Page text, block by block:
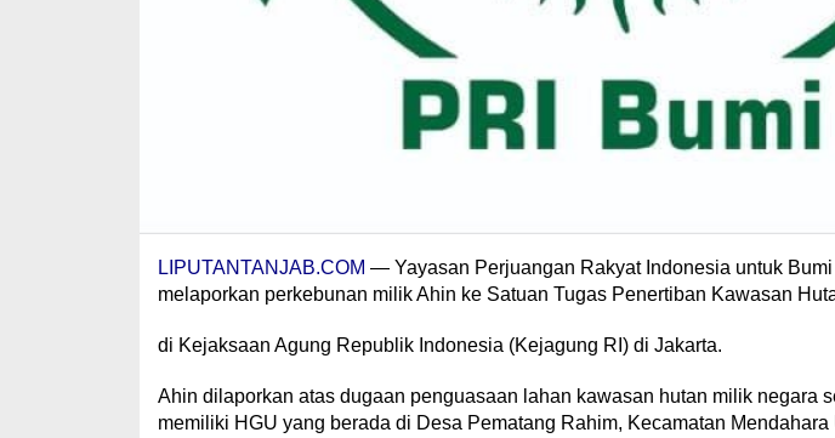
LIPUTANTANJAB.COM — Yayasan Perjuangan Rakyat Indonesia untuk Bumi
melaporkan perkebunan milik Ahin ke Satuan Tugas Penertiban Kawasan
di Kejaksaan Agung Republik Indonesia (Kejagung RI) di Jakarta.
Ahin dilaporkan atas dugaan penguasaan lahan kawasan hutan milik negara
memiliki HGU yang berada di Desa Pematang Rahim, Kecamatan